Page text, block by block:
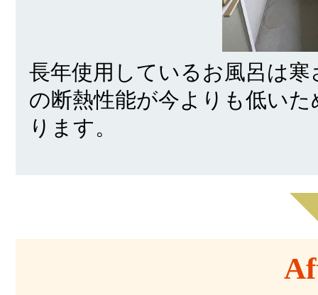
長年使用しているお風呂は
の断熱性能が今よりも低い
ります。